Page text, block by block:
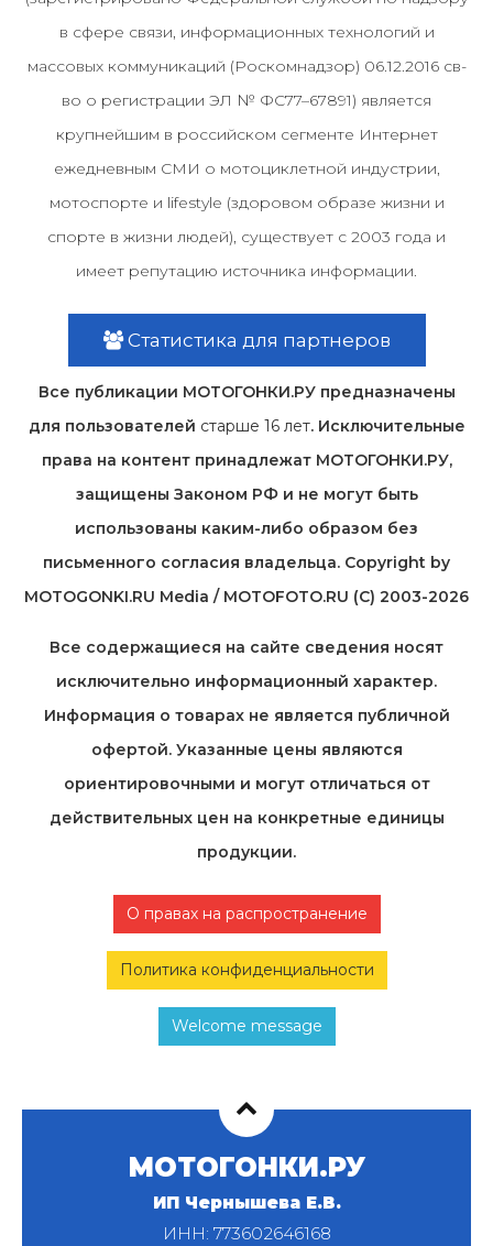
в сфере связи, информационных технологий и
массовых коммуникаций (Роскомнадзор) 06.12.2016 св-
во о регистрации ЭЛ № ФС77–67891) является
крупнейшим в российском сегменте Интернет
ежедневным СМИ о мотоциклетной индустрии,
мотоспорте и lifestyle (здоровом образе жизни и
спорте в жизни людей), существует с 2003 года и
имеет репутацию источника информации.
Статистика для партнеров
Все публикации МОТОГОНКИ.РУ предназначены
для пользователей старше 16 лет. Исключительные
права на контент принадлежат МОТОГОНКИ.РУ,
защищены Законом РФ и не могут быть
использованы каким-либо образом без
письменного согласия владельца. Copyright by
MOTOGONKI.RU Media / MOTOFOTO.RU (C) 2003-2026
Все содержащиеся на cайте сведения носят
исключительно информационный характер.
Информация о товарах не является публичной
офертой. Указанные цены являются
ориентировочными и могут отличаться от
действительных цен на конкретные единицы
продукции.
О правах на распространение
Политика конфиденциальности
Welcome message
МОТОГОНКИ.РУ
ИП Чернышева Е.В.
ИНН: 773602646168